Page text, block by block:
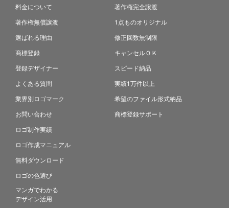
料金について
著作権無償譲渡
選ばれる理由
商標登録
登録デザイナー
よくある質問
業界別ロゴマーク
お問い合わせ
ロゴ制作実績
ロゴ作成マニュアル
無料ダウンロード
ロゴの色選び
マンガでわかる
デザイン活用
著作権完全譲渡
1点ものオリジナル
修正回数無制限
キャンセルＯＫ
スピード納品
実績1万件以上
希望のファイル形式納品
商標登録サポート